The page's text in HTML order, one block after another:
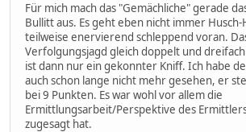
Für mich mach das "Gemächliche" gerade
Bullitt aus. Es geht eben nicht immer
teilweise enervierend schleppend voran.
Verfolgungsjagd gleich doppelt und
ist dann nur ein gekonnter Kniff. Ich habe
auch schon lange nicht mehr gesehen, er
bei 9 Punkten. Es war wohl vor allem die
Ermittlungsarbeit/Perspektive des
zugesagt hat.